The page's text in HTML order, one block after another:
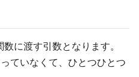
に渡す引数となります。
ていなくて、ひとつひとつ